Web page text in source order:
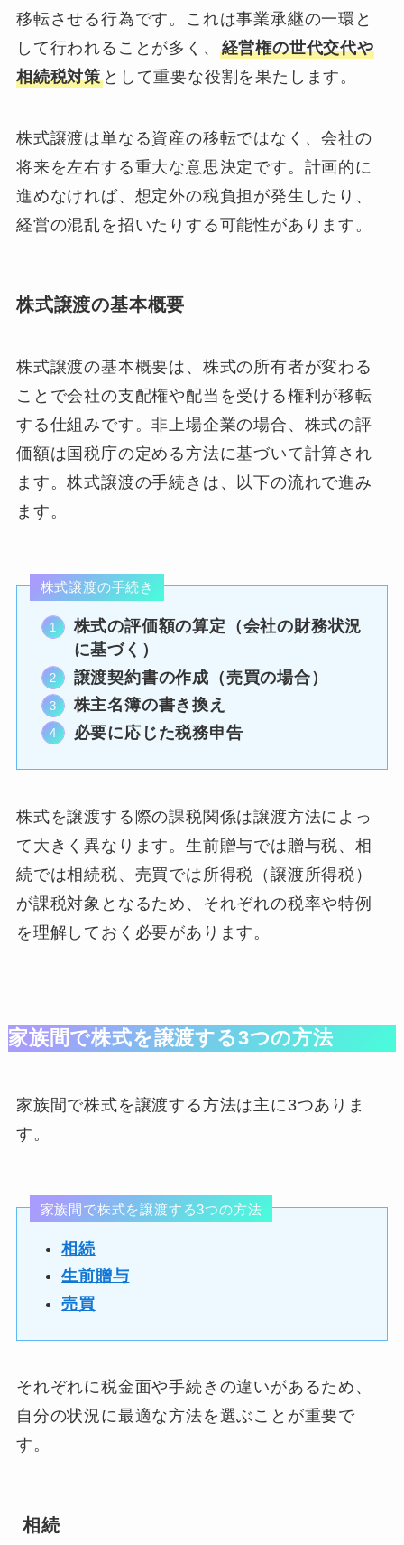
移転させる行為です。これは事業承継の一環と
して行われることが多く、 経営権の世代交代や
相続税対策として重要な役割を果たします。
株式譲渡は単なる資産の移転ではなく、会社の
将来を左右する重大な意思決定です。計画的に
進めなければ、想定外の税負担が発生したり、
経営の混乱を招いたりする可能性があります。
株式譲渡の基本概要
株式譲渡の基本概要は、株式の所有者が変わる
ことで会社の支配権や配当を受ける権利が移転
する仕組みです。非上場企業の場合、株式の評
価額は国税庁の定める方法に基づいて計算され
ます。株式譲渡の手続きは、以下の流れで進み
ます。
株式譲渡の手続き
株式の評価額の算定（会社の財務状況
に基づく）
譲渡契約書の作成（売買の場合）
株主名簿の書き換え
必要に応じた税務申告
株式を譲渡する際の課税関係は譲渡方法によっ
て大きく異なります。生前贈与では贈与税、相
続では相続税、売買では所得税（譲渡所得税）
が課税対象となるため、それぞれの税率や特例
を理解しておく必要があります。
家族間で株式を譲渡する3つの方法
家族間で株式を譲渡する方法は主に3つありま
す。
家族間で株式を譲渡する3つの方法
相続
生前贈与
売買
それぞれに税金面や手続きの違いがあるため、
自分の状況に最適な方法を選ぶことが重要で
す。
相続